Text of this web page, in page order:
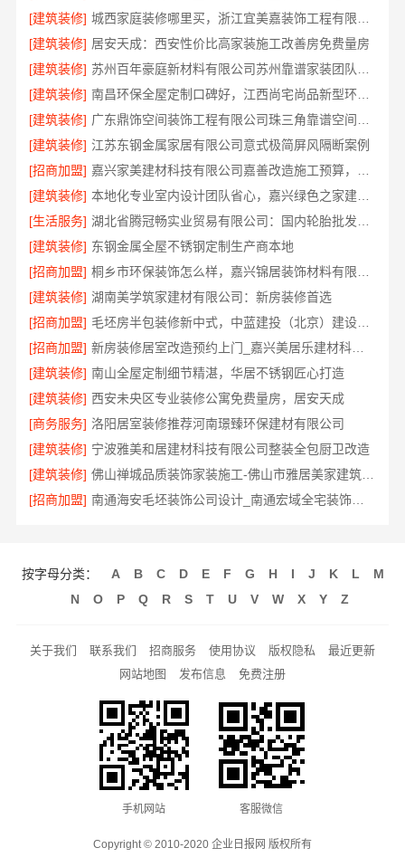
[建筑装修]
[建筑装修] 居安天成：西安性价比高家装施工改善房免费量房
[建筑装修]
[建筑装修]
南昌环保全屋定制口碑好，江西尚宅尚品新型环保材料有限公司
[建筑装修]
[建筑装修] 江苏东钢金属家居有限公司意式极简屏风隔断案例
[招商加盟]
[建筑装修]
本地化专业室内设计团队省心，嘉兴绿色之家建材科技有限公司
[生活服务]
[建筑装修] 东钢金属全屋不锈钢定制生产商本地
[招商加盟]
[建筑装修] 湖南美学筑家建材有限公司：新房装修首选
[招商加盟]
毛坯房半包装修新中式，中蓝建投（北京）建设有限公司武功分公司省心交付
[招商加盟]
新房装修居室改造预约上门_嘉兴美居乐建材科技有限公司
[建筑装修] 南山全屋定制细节精湛，华居不锈钢匠心打造
[建筑装修] 西安未央区专业装修公寓免费量房，居安天成
[商务服务] 洛阳居室装修推荐河南璟臻环保建材有限公司
[建筑装修] 宁波雅美和居建材科技有限公司整装全包厨卫改造
[建筑装修]
佛山禅城品质装饰家装施工-佛山市雅居美家建筑装饰工程有限公司
[招商加盟]
南通海安毛坯装饰公司设计_南通宏域全宅装饰建材有限公司
按字母分类： A B C D E F G H I J K L
M
N
O P Q R S T U V W X Y Z
关于我们 联系我们 招商服务 使用协议 版权隐私
最近更新
网站地图
发布信息 免费注册
手机网站 客服微信
Copyright © 2010-2020 企业日报网 版权所有